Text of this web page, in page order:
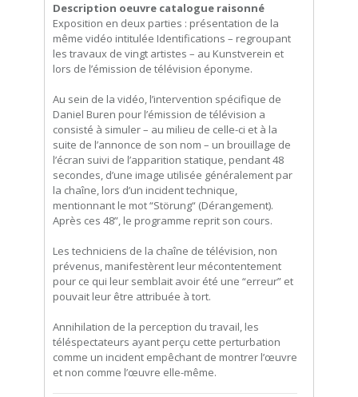
Description oeuvre catalogue raisonné
Exposition en deux parties : présentation de la
même vidéo intitulée Identifications – regroupant
les travaux de vingt artistes – au Kunstverein et
lors de l’émission de télévision éponyme.
Au sein de la vidéo, l’intervention spécifique de
Daniel Buren pour l’émission de télévision a
consisté à simuler – au milieu de celle-ci et à la
suite de l’annonce de son nom – un brouillage de
l’écran suivi de l’apparition statique, pendant 48
secondes, d’une image utilisée généralement par
la chaîne, lors d’un incident technique,
mentionnant le mot “Störung“ (Dérangement).
Après ces 48”, le programme reprit son cours.
Les techniciens de la chaîne de télévision, non
prévenus, manifestèrent leur mécontentement
pour ce qui leur semblait avoir été une “erreur” et
pouvait leur être attribuée à tort.
Annihilation de la perception du travail, les
téléspectateurs ayant perçu cette perturbation
comme un incident empêchant de montrer l’œuvre
et non comme l’œuvre elle-même.